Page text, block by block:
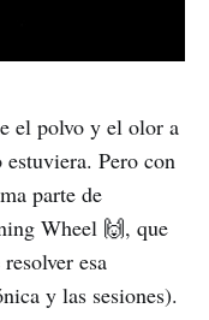
el polvo y el olor a
Pero con
parte de
Wheel 🙌, que
esa
y las sesiones).